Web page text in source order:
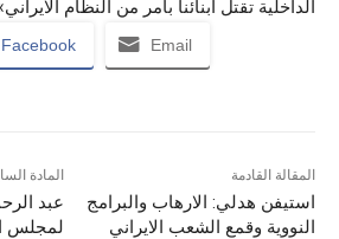
الداخلية تقتل أبنائنا بأمر من النظام
Facebook Email
المادة
عبد
لمجلس
المقالة القادمة
استيفن هدلي: الارهاب والبرامج
النووية وقمع الشعب الايراني